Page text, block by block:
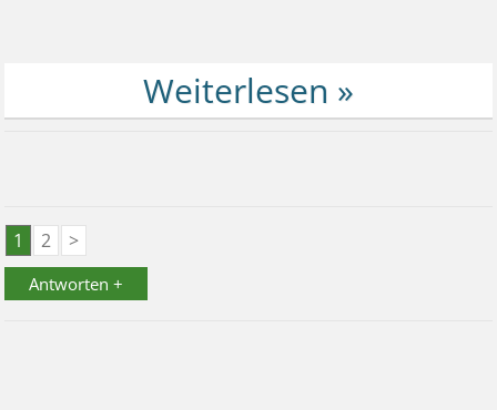
1 2 >
Antworten +